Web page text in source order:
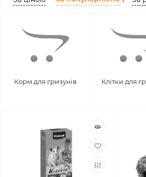
Корм для гризунів Клітки для